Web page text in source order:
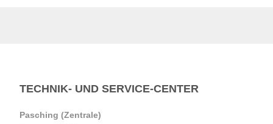
TECHNIK- UND SERVICE-CENTER
Pasching (Zentrale)